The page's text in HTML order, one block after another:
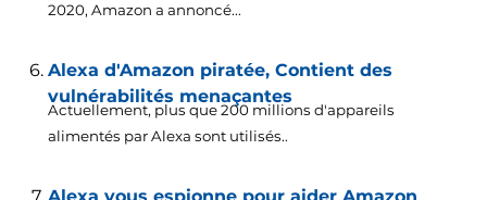
2020, Amazon a annoncé...
Alexa d'Amazon piratée, Contient des
vulnérabilités menaçantes
Actuellement, plus que 200 millions d'appareils
alimentés par Alexa sont utilisés..